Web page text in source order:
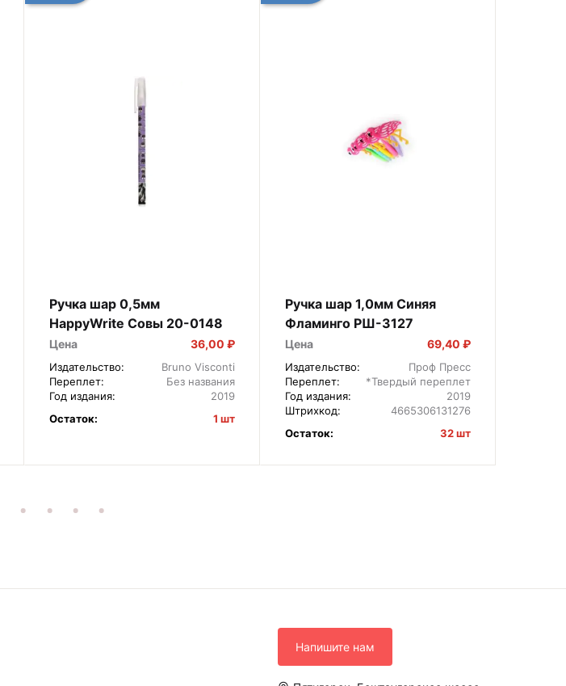
Ручка шар 0,5мм
HappyWrite Совы 20-0148
Цена 36,00 ₽
Издательство:
Bruno Visconti
Переплет:
Без названия
Год издания:
2019
Остаток:
1 шт
Ручка шар 1,0мм Синяя
Фламинго РШ-3127
Цена 69,40 ₽
Издательство:
Проф Пресс
Переплет:
*Твердый переплет
Год издания:
2019
Штрихкод:
4665306131276
Остаток:
32 шт
Напишите нам